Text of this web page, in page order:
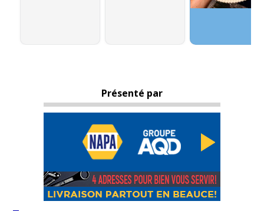
Présenté par